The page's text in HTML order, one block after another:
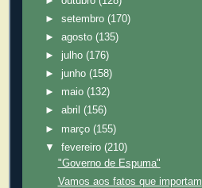
►setembro(170)
►agosto(135)
► julho(176)
► junho(158)
► maio(132)
►abril(156)
► março(155)
▼fevereiro(210)
"Governo de Espuma"
Vamos aos fatos que importam